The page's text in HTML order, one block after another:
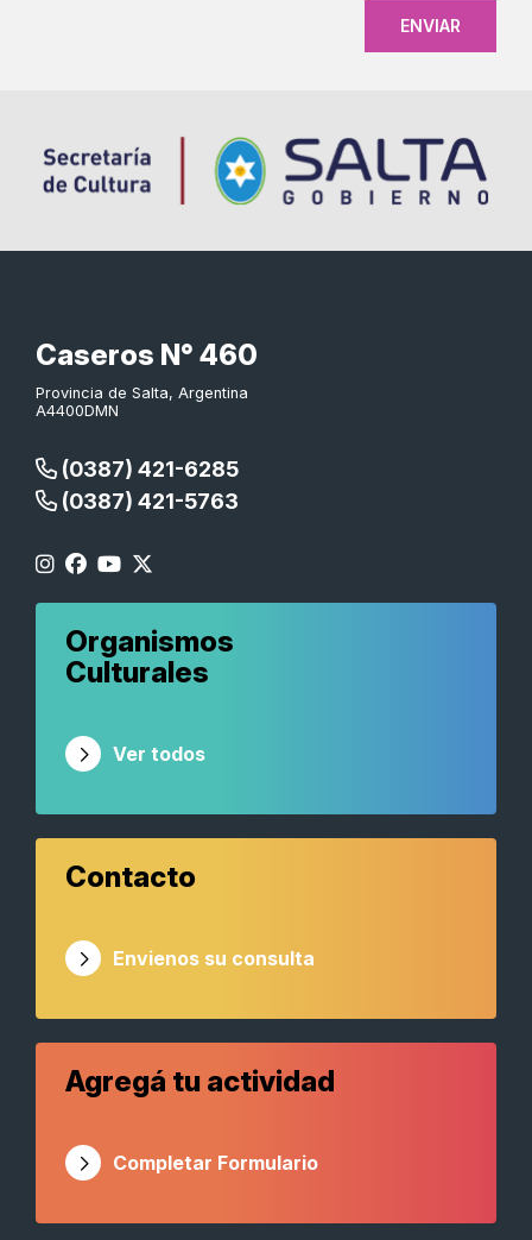
Caseros N° 460
Provincia de Salta, Argentina
A4400DMN
(0387) 421-6285
(0387) 421-5763
Organismos
Culturales
Ver todos
Contacto
Envienos su consulta
Agregá tu actividad
Completar Formulario